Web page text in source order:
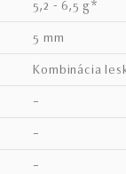
5,2 - 6,5 g*
5 mm
kombinácia
–
–
–